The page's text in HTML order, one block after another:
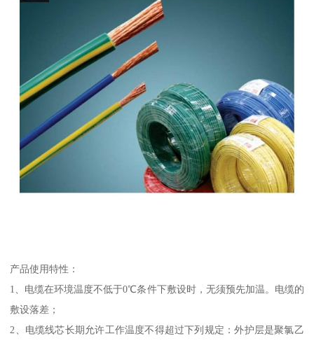
产品使用特性：
1、电缆在环境温度不低于0℃条件下敷设时，无须预先加温。电缆的
敷设落差；
2、电缆线芯长期允许工作温度不得超过下列规定：外护层是聚氯乙